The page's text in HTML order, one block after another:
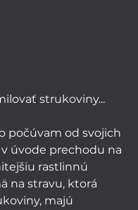
strukoviny...
počúvam od svojich
úvode prechodu na
rastlinnú
na stravu, ktorá
majú